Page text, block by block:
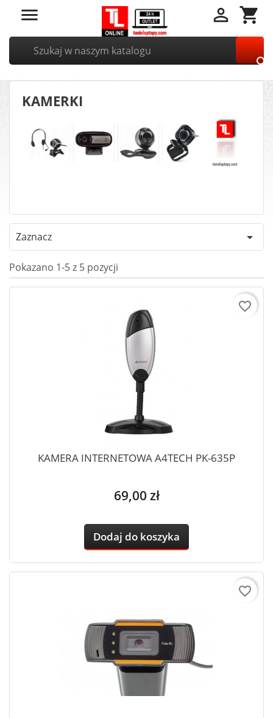
 shopping_cart


KAMERKI
Zaznacz 
Pokazano 1-5 z 5 pozycji
KAMERA INTERNETOWA A4TECH PK-635P
Cena
69,00 zł
Dodaj do koszyka
favorite_border
favorite_border